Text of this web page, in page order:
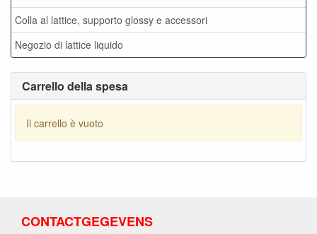
Colla al lattice, supporto glossy e accessori
Negozio di lattice liquido
Carrello della spesa
Il carrello è vuoto
CONTACTGEGEVENS